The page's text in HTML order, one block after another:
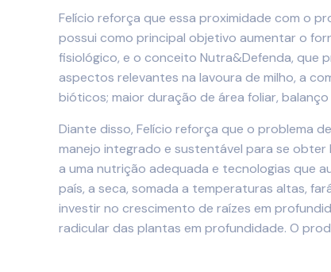
Felício reforça que essa proximidade com o
possui como principal objetivo aumentar o
fisiológico, e o conceito Nutra&Defenda, que
aspectos relevantes na lavoura de milho, a
bióticos; maior duração de área foliar,
Diante disso, Felício reforça que o problema
manejo integrado e sustentável para se
a uma nutrição adequada e tecnologias que
país, a seca, somada a temperaturas altas,
investir no crescimento de raízes em
radicular das plantas em profundidade. O